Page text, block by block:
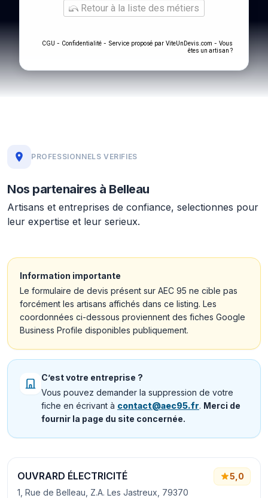
Retour à la liste des métiers
CGU - Confidentialité - Service proposé par ViteUnDevis.com - Vous
êtes un artisan ?
PROFESSIONNELS VERIFIES
Nos partenaires à Belleau
Artisans et entreprises de confiance, selectionnes pour
leur expertise et leur serieux.
Information importante
Le formulaire de devis présent sur AEC 95 ne cible pas
forcément les artisans affichés dans ce listing. Les
coordonnées ci-dessous proviennent des fiches Google
Business Profile disponibles publiquement.
C’est votre entreprise ?
Vous pouvez demander la suppression de votre
fiche en écrivant à contact@aec95.fr. Merci de
fournir la page du site concernée.
OUVRARD ÉLECTRICITÉ
1, Rue de Belleau, Z.A. Les Jastreux, 79370
5,0